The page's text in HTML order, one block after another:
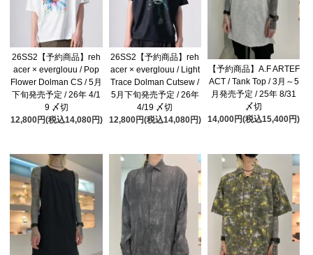
26SS2【予約商品】reh
acer × everglouu / Pop
Flower Dolman CS / 5月
下旬発売予定 / 26年 4/1
9 〆切
12,800円(税込14,080円)
26SS2【予約商品】reh
acer × everglouu / Light
Trace Dolman Cutsew /
5月下旬発売予定 / 26年
4/19 〆切
12,800円(税込14,080円)
【予約商品】A.F ARTEF
ACT / Tank Top / 3月～5
月発売予定 / 25年 8/31
〆切
14,000円(税込15,400円)